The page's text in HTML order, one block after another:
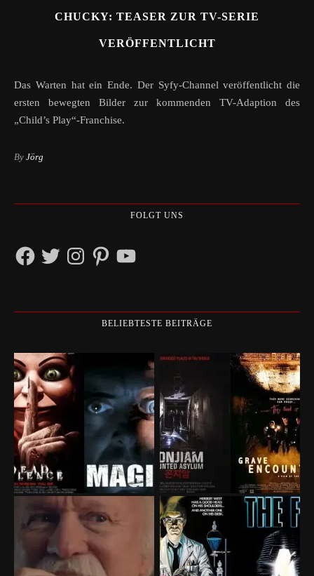
CHUCKY: TEASER ZUR TV-SERIE
VERÖFFENTLICHT
Das Warten hat ein Ende. Der Syfy-Channel veröffentlicht die
ersten bewegten Bilder zur kommenden TV-Adaption des
„Child’s Play“-Franchise.
By Jörg
FOLGT UNS
FacebookTwitterInstagramPinterestYouTube
BELIEBTESTE BEITRÄGE